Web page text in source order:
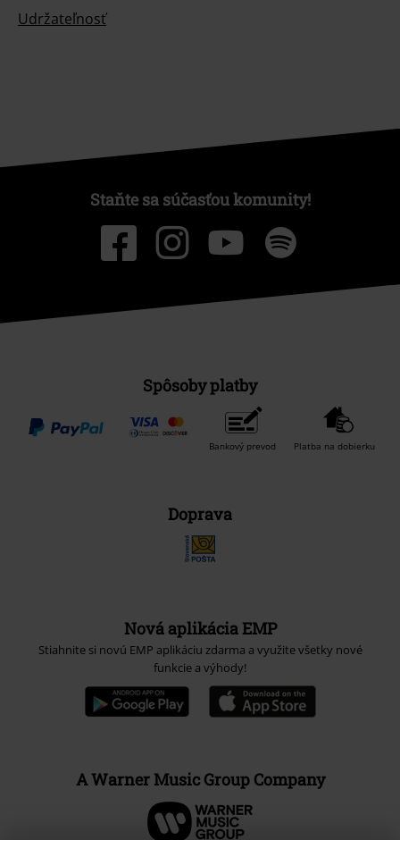
Udržateľnosť
Staňte sa súčasťou komunity!
Spôsoby platby
Bankový prevod Platba na dobierku
Doprava
Nová aplikácia EMP
Stiahnite si novú EMP aplikáciu zdarma a využite všetky nové
funkcie a výhody!
A Warner Music Group Company